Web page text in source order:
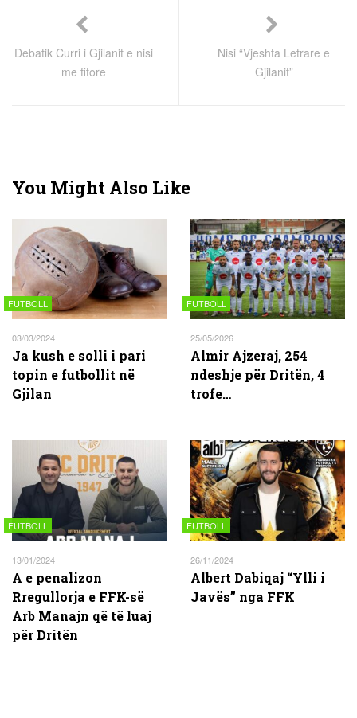
Debatik Curri i Gjilanit e nisi
me fitore
Nisi “Vjeshta Letrare e
Gjilanit”
You Might Also Like
FUTBOLL
03/03/2024
Ja kush e solli i pari
topin e futbollit në
Gjilan
FUTBOLL
25/05/2026
Almir Ajzeraj, 254
ndeshje për Dritën, 4
trofe…
FUTBOLL
13/01/2024
A e penalizon
Rregullorja e FFK-së
Arb Manajn që të luaj
për Dritën
FUTBOLL
26/11/2024
Albert Dabiqaj “Ylli i
Javës” nga FFK